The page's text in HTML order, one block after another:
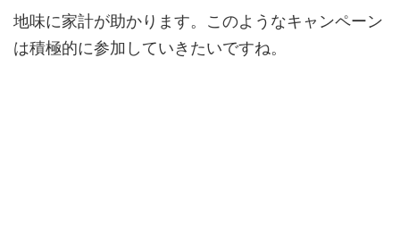
地味に家計が助かります。このようなキャンペーン
は積極的に参加していきたいですね。